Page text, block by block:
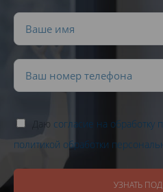
Даю согласие на
политикой обработки
УЗНАТЬ